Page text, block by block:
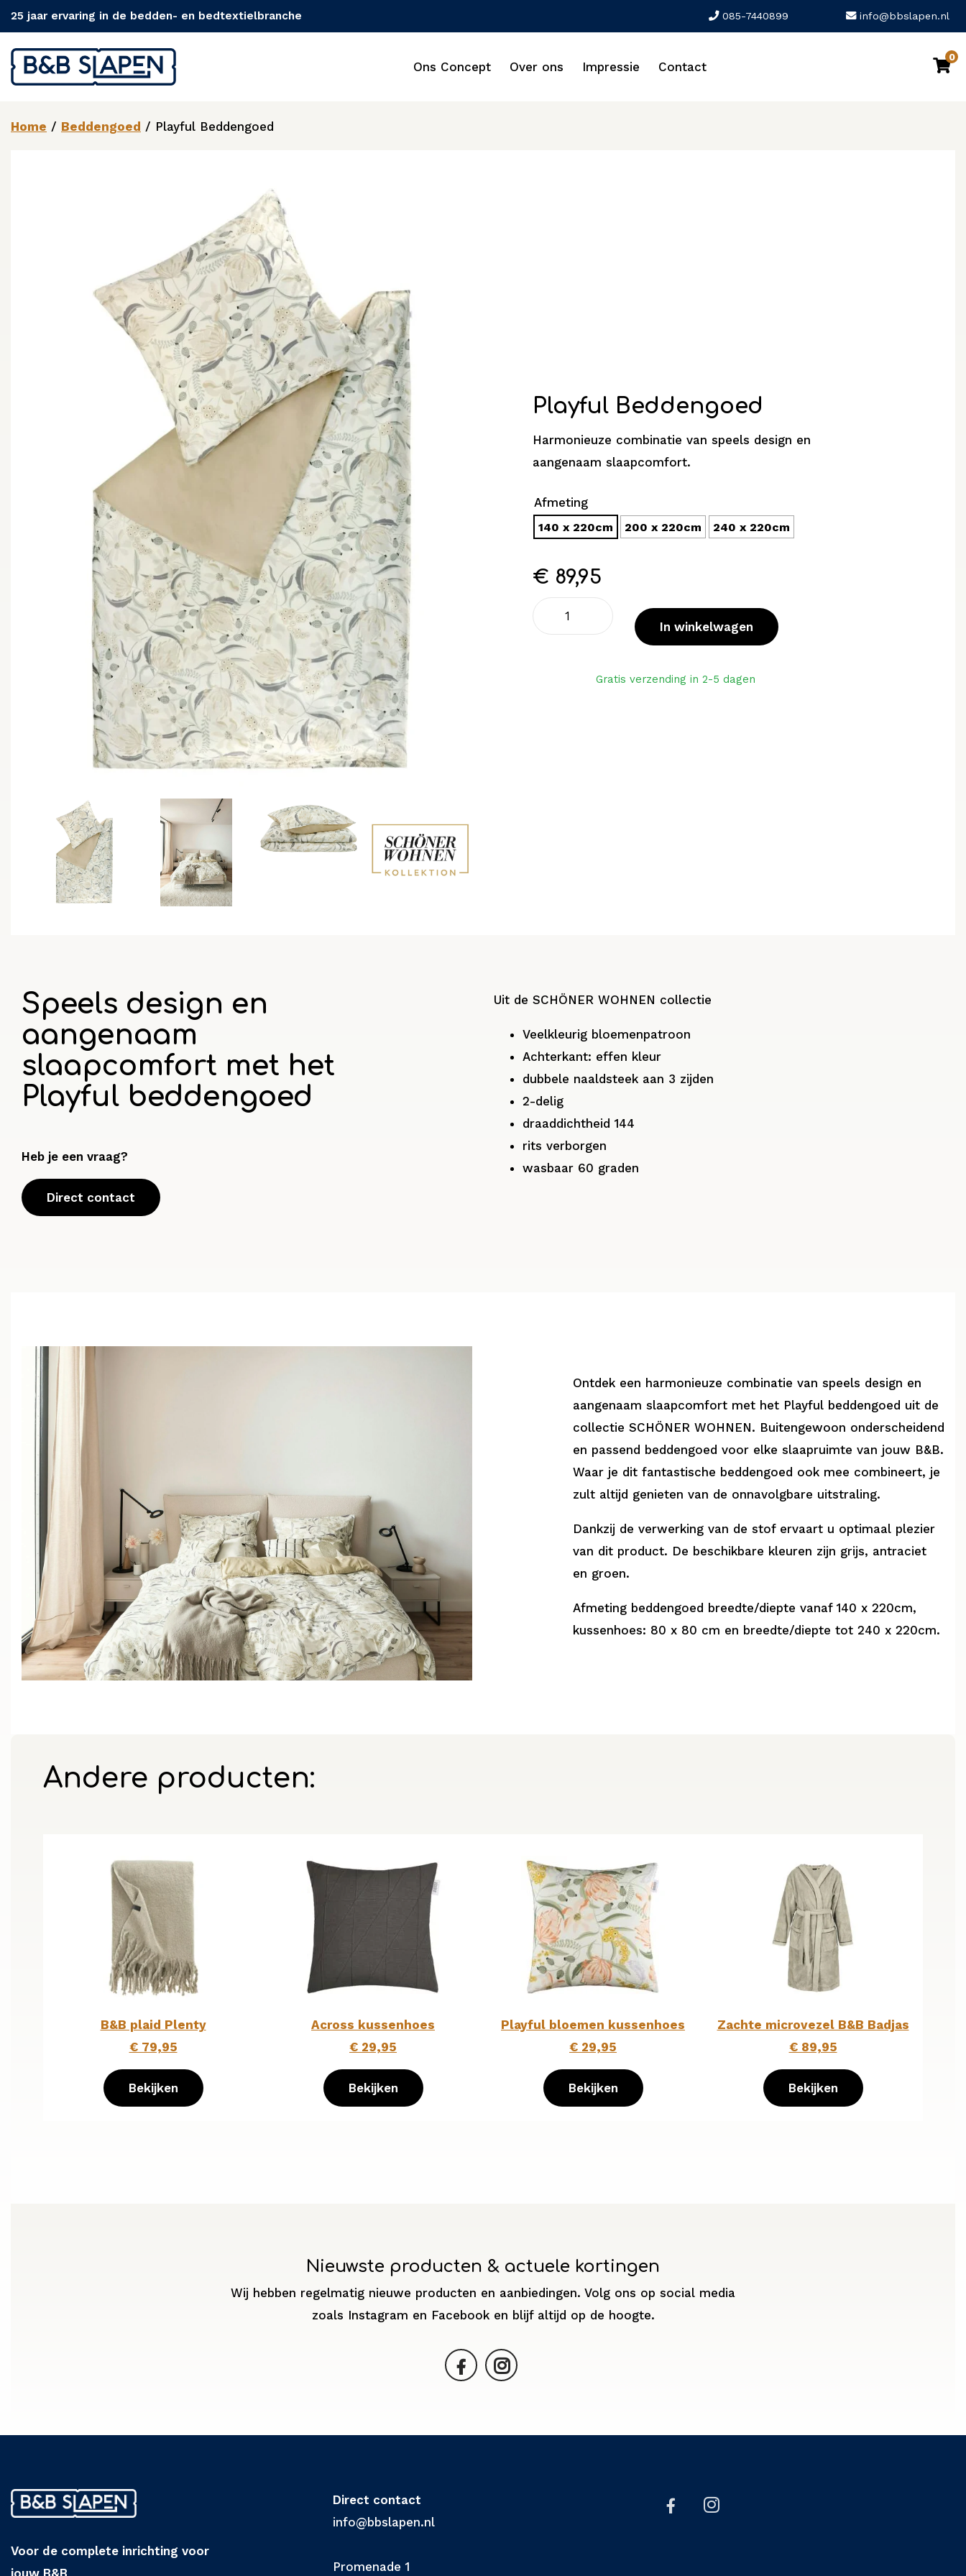
25 jaar ervaring in de bedden- en bedtextielbranche 085-7440899 info@bbslapen.nl
Ons Concept Over ons Impressie Contact
0
Home / Beddengoed / Playful Beddengoed
Playful Beddengoed
Harmonieuze combinatie van speels design en
aangenaam slaapcomfort.
Afmeting
140 x 220cm 200 x 220cm 240 x 220cm
€ 89,95
Playful
Beddengoed
In winkelwagen
Gratis verzending in 2-5 dagen
Speels design en
aangenaam
slaapcomfort met het
Playful beddengoed
Heb je een vraag?
Direct contact
Uit de SCHÖNER WOHNEN collectie
Veelkleurig bloemenpatroon
Achterkant: effen kleur
dubbele naaldsteek aan 3 zijden
2-delig
draaddichtheid 144
rits verborgen
wasbaar 60 graden
Ontdek een harmonieuze combinatie van speels design en
aangenaam slaapcomfort met het Playful beddengoed uit de
collectie SCHÖNER WOHNEN. Buitengewoon onderscheidend
en passend beddengoed voor elke slaapruimte van jouw B&B.
Waar je dit fantastische beddengoed ook mee combineert, je
zult altijd genieten van de onnavolgbare uitstraling.
Dankzij de verwerking van de stof ervaart u optimaal plezier
van dit product. De beschikbare kleuren zijn grijs, antraciet
en groen.
Afmeting beddengoed breedte/diepte vanaf 140 x 220cm,
kussenhoes: 80 x 80 cm en breedte/diepte tot 240 x 220cm.
Andere producten:
B&B plaid Plenty
€ 79,95
Bekijken
Across kussenhoes
€ 29,95
Bekijken
Playful bloemen kussenhoes
€ 29,95
Bekijken
Zachte microvezel B&B Badjas
€ 89,95
Bekijken
Nieuwste producten & actuele kortingen
Wij hebben regelmatig nieuwe producten en aanbiedingen. Volg ons op social media
zoals Instagram en Facebook en blijf altijd op de hoogte.
Voor de complete inrichting voor
jouw B&B
Direct contact
info@bbslapen.nl
Promenade 1